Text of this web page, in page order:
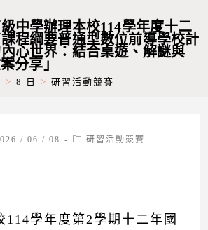
中學辦理本校114學年度十二
程綱要普通型數位前導學校計
心世界：結合桌遊、解謎與
分享」
> 8 日 > 研習活動競賽
/ 06 / 08
Post研習活動競賽
114學年度第2學期十二年國